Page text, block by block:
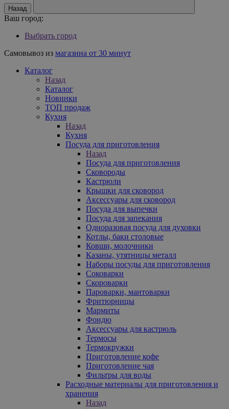
Назад
Ваш город:
Выбрать город
Самовывоз из магазина от 30 минут
Каталог
Назад
Каталог
Новинки
ТОП продаж
Кухня
Назад
Кухня
Посуда для приготовления
Назад
Посуда для приготовления
Сковороды
Кастрюли
Крышки для сковород
Аксессуары для сковород
Посуда для выпечки
Посуда для запекания
Одноразовая посуда для духовки
Котлы, баки столовые
Ковши, молочники
Казаны, утятницы металл
Наборы посуды для приготовления
Соковарки
Скороварки
Пароварки, мантоварки
Фритюрницы
Мармиты
Фондю
Аксессуары для кастрюль
Термосы
Термокружки
Приготовление кофе
Приготовление чая
Фильтры для воды
Расходные материалы для приготовления и
хранения
Назад